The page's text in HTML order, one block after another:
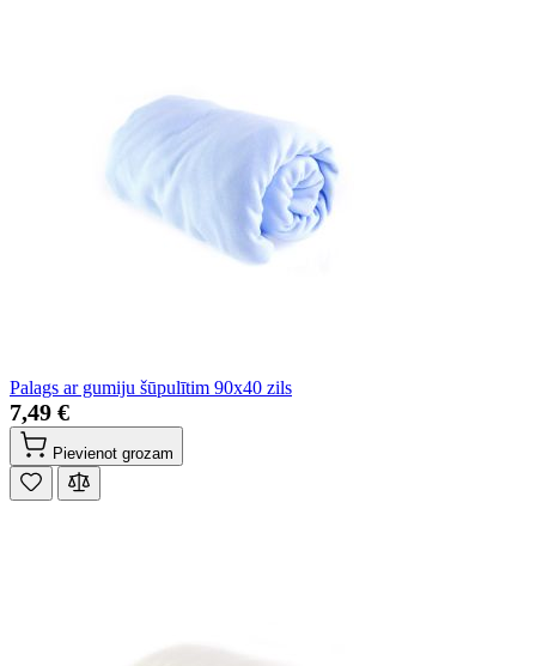
Palags ar gumiju šūpulītim 90x40 zils
7,49 €
Pievienot grozam